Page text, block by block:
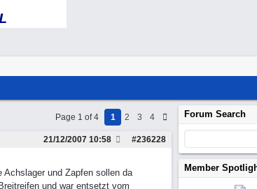
Page 1 of 4 1 2 3 4
#236228
21/12/2007 10:58
Achslager und Zapfen sollen da
und war entsetzt vom
Forum Search
Member